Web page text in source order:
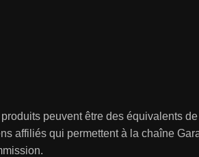
peuvent être des équivalents
affiliés qui permettent à la chaîne